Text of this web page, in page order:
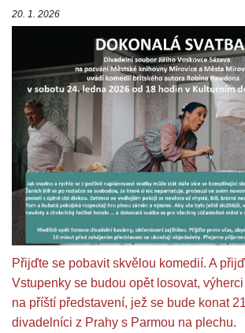
20. 1. 2026
Přijďte se pobavit skvělou komedií. A
Vstupenky se budou opět losovat,
na příští představení, jež se bude konat
divadelníci z Prahy s Parmou na plechu.